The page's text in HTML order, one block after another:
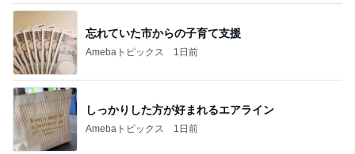
忘れていた市からの子育て支援
Amebaトピックス 1日前
しっかりした方が好まれるエアライン
Amebaトピックス 1日前